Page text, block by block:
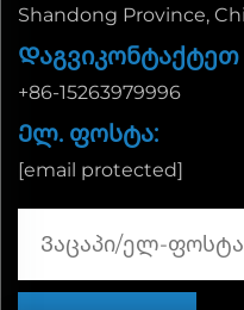
Shandong Province,
+86-15263979996
Ელ. ფოსტა:
[email protected]